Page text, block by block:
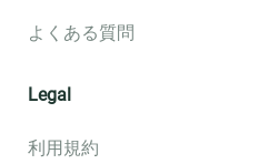
よくある質問
Legal
利用規約